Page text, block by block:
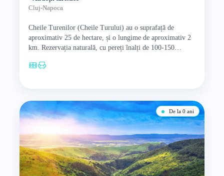
Cluj-Napoca
Cheile Turenilor (Cheile Turului) au o suprafață de
aproximativ 25 de hectare, și o lungime de aproximativ 2
km. Rezervația naturală, cu pereți înalți de 100-150…
De la 0 ani